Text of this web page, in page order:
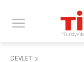
DEVLET